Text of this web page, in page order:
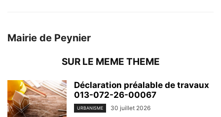
Mairie de Peynier
SUR LE MEME THEME
Déclaration préalable de travaux
013-072-26-00067
URBANISME 30 juillet 2026